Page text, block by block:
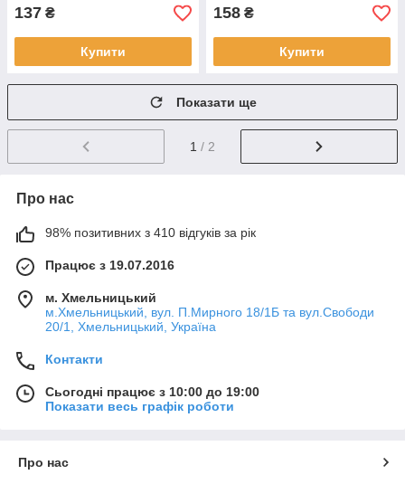
137 ₴
Купити
158 ₴
Купити
Показати ще
1 / 2
Про нас
98% позитивних з 410 відгуків за рік
Працює з 19.07.2016
м. Хмельницький
м.Хмельницький, вул. П.Мирного 18/1Б та вул.Свободи
20/1, Хмельницький, Україна
Контакти
Сьогодні працює з 10:00 до 19:00
Показати весь графік роботи
Про нас